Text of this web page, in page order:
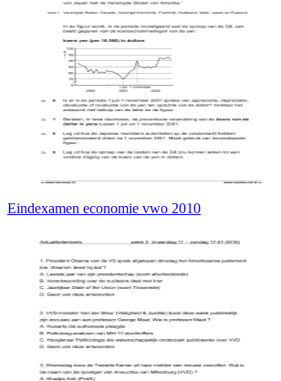
Eindexamen economie vwo 2010